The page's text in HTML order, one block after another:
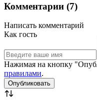
Комментарии (7)
Написать комментарий
Как гость
Нажимая на кнопку
правилами.